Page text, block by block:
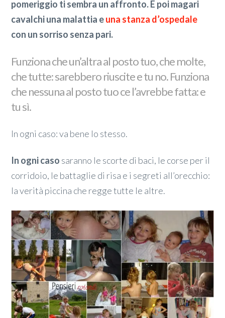
pomeriggio ti sembra un affronto. E poi magari
cavalchi una malattia euna stanza d’ospedale
con un sorriso senza pari.
Funziona che un’altra al posto tuo, che molte,
che tutte: sarebbero riuscite e tu no. Funziona
che nessuna al posto tuo ce l’avrebbe fatta: e
tu sì.
In ogni caso: va bene lo stesso.
In ogni caso saranno le scorte di baci, le corse per il
corridoio, le battaglie di risa e i segreti all’orecchio:
la verità piccina che regge tutte le altre.